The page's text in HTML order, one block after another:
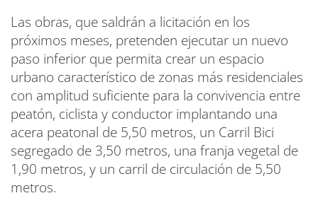
Las obras, que saldrán a licitación en los
próximos meses, pretenden ejecutar un nuevo
paso inferior que permita crear un espacio
urbano característico de zonas más residenciales
con amplitud suficiente para la convivencia entre
peatón, ciclista y conductor implantando una
acera peatonal de 5,50 metros, un Carril Bici
segregado de 3,50 metros, una franja vegetal de
1,90 metros, y un carril de circulación de 5,50
metros.